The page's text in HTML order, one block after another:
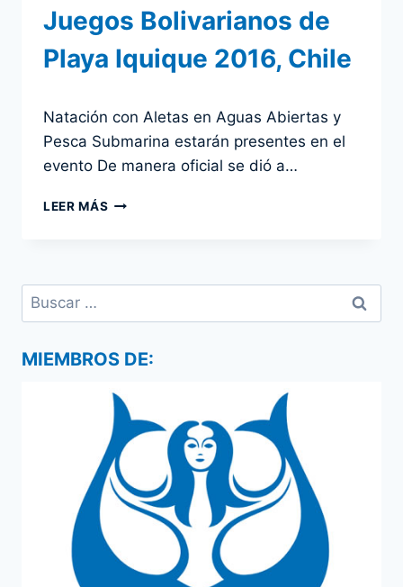
Juegos Bolivarianos de
Playa Iquique 2016, Chile
admin
Natación con Aletas en Aguas Abiertas y
Pesca Submarina estarán presentes en el
evento De manera oficial se dió a…
LEER MÁS ACTIVIDADES
IQUIQUE
CHILE
Buscar:
MIEMBROS DE: